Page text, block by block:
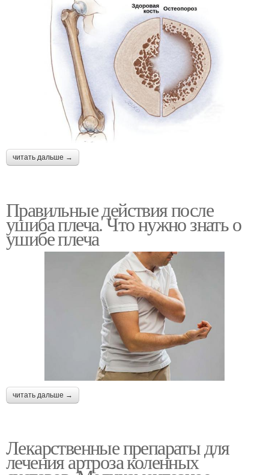
читать дальше →
Правильные действия после
ушиба плеча. Что нужно знать о
ушибе плеча
читать дальше →
Лекарственные препараты для
лечения артроза коленных